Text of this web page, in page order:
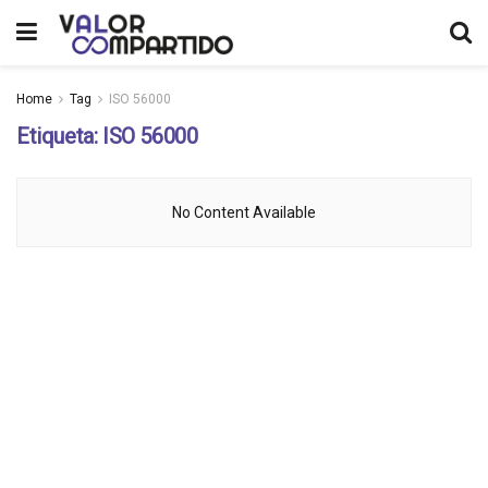
Home Tag ISO 56000
Etiqueta: ISO 56000
No Content Available